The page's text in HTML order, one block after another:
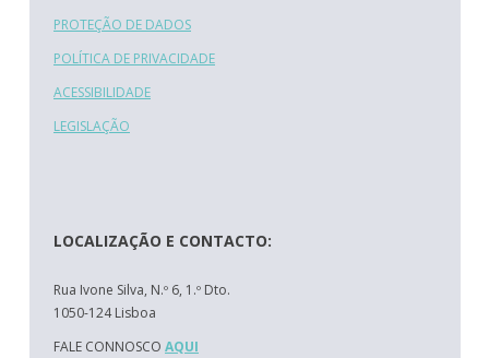
PROTEÇÃO DE DADOS
POLÍTICA DE PRIVACIDADE
ACESSIBILIDADE
LEGISLAÇÃO
LOCALIZAÇÃO E CONTACTO:
Rua Ivone Silva, N.º 6, 1.º Dto.
1050-124 Lisboa
FALE CONNOSCO AQUI